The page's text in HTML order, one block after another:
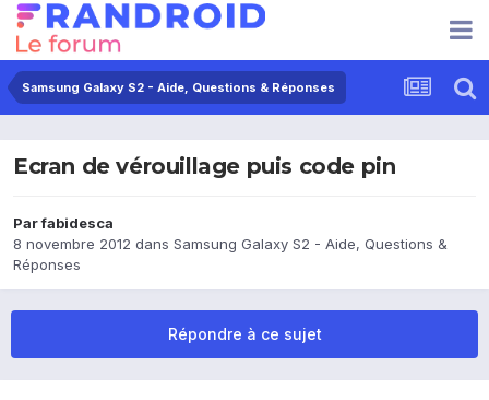
Samsung Galaxy S2 - Aide, Questions & Réponses
Ecran de vérouillage puis code pin
Parfabidesca
8 novembre 2012 dans Samsung Galaxy S2 - Aide, Questions &
Réponses
Répondre à ce sujet